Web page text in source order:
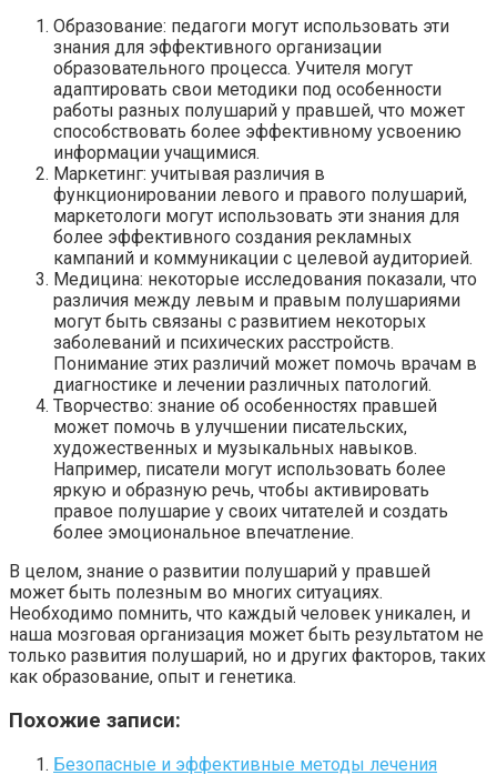
Образование: педагоги могут использовать эти
знания для эффективного организации
образовательного процесса. Учителя могут
адаптировать свои методики под особенности
работы разных полушарий у правшей, что может
способствовать более эффективному усвоению
информации учащимися.
Маркетинг: учитывая различия в
функционировании левого и правого полушарий,
маркетологи могут использовать эти знания для
более эффективного создания рекламных
кампаний и коммуникации с целевой аудиторией.
Медицина: некоторые исследования показали, что
различия между левым и правым полушариями
могут быть связаны с развитием некоторых
заболеваний и психических расстройств.
Понимание этих различий может помочь врачам в
диагностике и лечении различных патологий.
Творчество: знание об особенностях правшей
может помочь в улучшении писательских,
художественных и музыкальных навыков.
Например, писатели могут использовать более
яркую и образную речь, чтобы активировать
правое полушарие у своих читателей и создать
более эмоциональное впечатление.
В целом, знание о развитии полушарий у правшей
может быть полезным во многих ситуациях.
Необходимо помнить, что каждый человек уникален, и
наша мозговая организация может быть результатом не
только развития полушарий, но и других факторов, таких
как образование, опыт и генетика.
Похожие записи:
Безопасные и эффективные методы лечения